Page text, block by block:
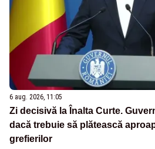
6 aug. 2026, 11:05
Zi decisivă la Înalta Curte.
dacă trebuie să plătească
grefierilor